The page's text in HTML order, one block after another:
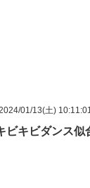
01/13(土) 10:11:01
ビキビダンス似